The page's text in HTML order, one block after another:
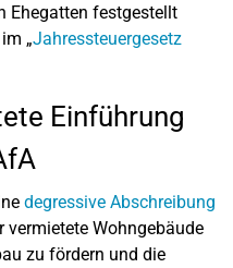
Ehegatten festgestellt
„Jahressteuergesetz
Einführung
degressive Abschreibung
vermietete Wohngebäude
zu fördern und die